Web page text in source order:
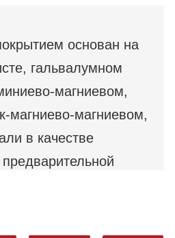
основан на
гальвалумном
магниевом,
магниево-магниевом,
в качестве
с
валикового